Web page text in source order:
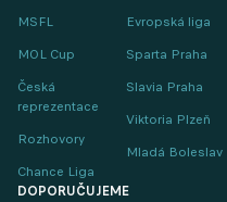
MSFL
MOL Cup
Česká
reprezentace
Rozhovory
Chance Liga
Evropská liga
Sparta Praha
Slavia Praha
Viktoria Plzeň
Mladá Boleslav
DOPORUČUJEME